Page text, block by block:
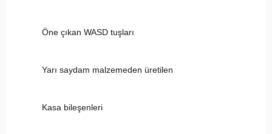
Öne çıkan WASD tuşları
Yarı saydam malzemeden üretilen
Kasa bileşenleri